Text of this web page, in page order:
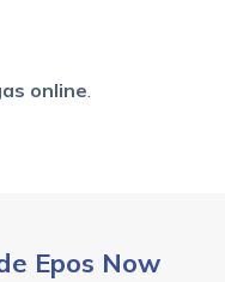
online.
Epos Now